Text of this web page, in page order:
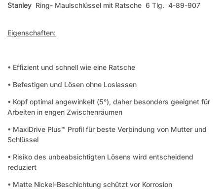
Stanley Ring- Maulschlüssel mit Ratsche 6 Tlg. 4-89-907
Eigenschaften:
• Effizient und schnell wie eine Ratsche
• Befestigen und Lösen ohne Loslassen
• Kopf optimal angewinkelt (5°), daher besonders geeignet für
Arbeiten in engen Zwischenräumen
• MaxiDrive Plus™ Profil für beste Verbindung von Mutter und
Schlüssel
• Risiko des unbeabsichtigten Lösens wird entscheidend
reduziert
• Matte Nickel-Beschichtung schützt vor Korrosion